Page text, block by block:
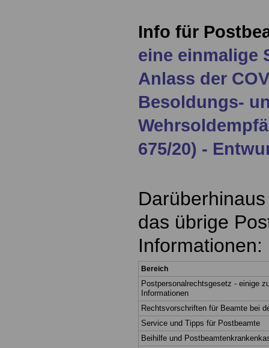
Info für
eine einmalige
Anlass der
Besoldungs-
675/20) -
das übrige
Informationen:
Bereich
Postpersonalrechtsgesetz - einige
Informationen
Rechtsvorschriften für Beamte bei
Service und Tipps für Postbeamte
Beihilfe und